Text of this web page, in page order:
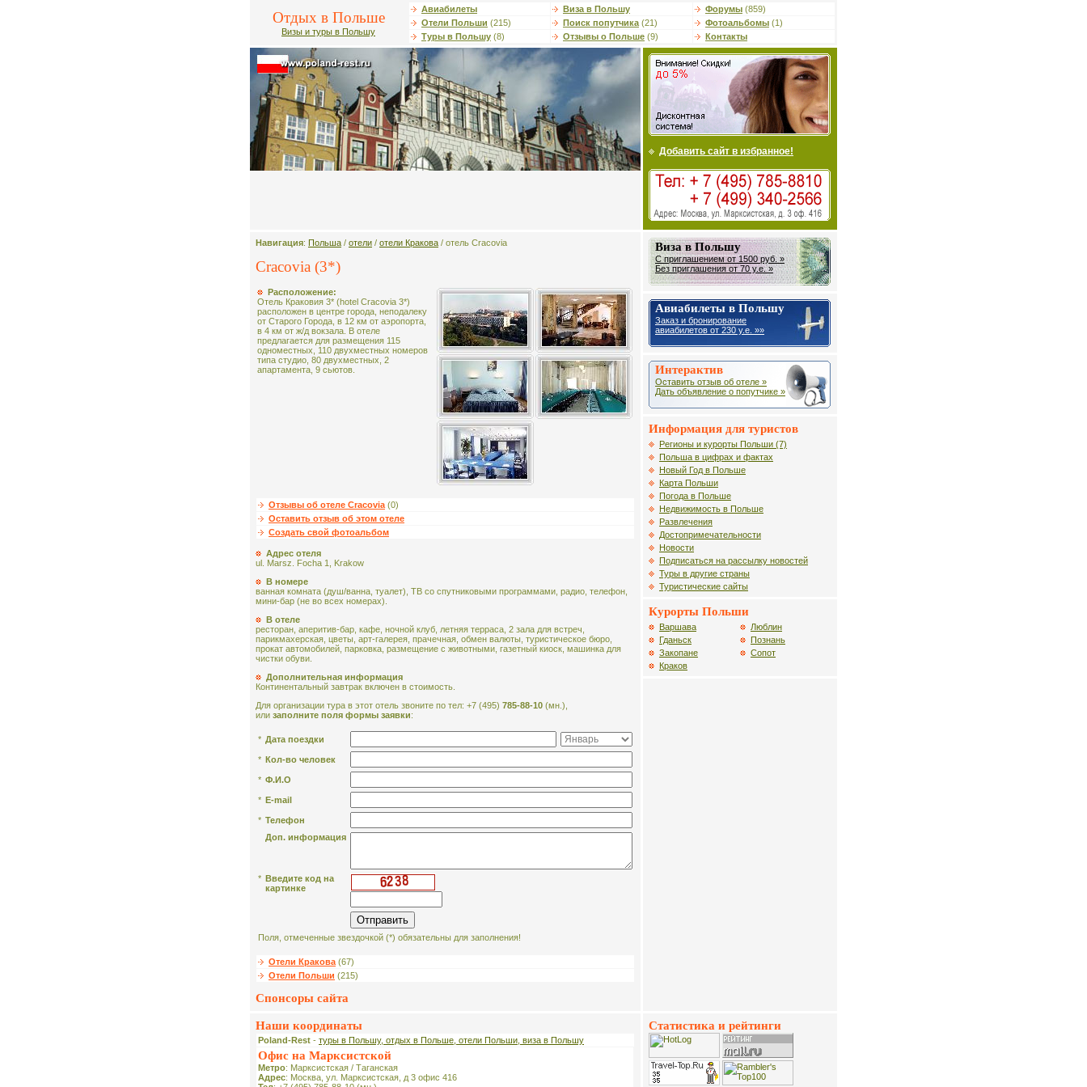
Отдых в Польше
Визы и туры в Польшу
Авиабилеты Виза в Польшу Форумы (859)
Отели Польши (215) Поиск попутчика (21) Фотоальбомы (1)
Туры в Польшу (8) Отзывы о Польше (9) Контакты
Добавить сайт в избранное!
Навигация: Польша / отели / отели Кракова / отель Cracovia
Cracovia (3*)
Расположение:
Отель Краковия 3* (hotel Cracovia 3*)
расположен в центре города, неподалеку
от Старого Города, в 12 км от аэропорта,
в 4 км от ж/д вокзала. В отеле
предлагается для размещения 115
одноместных, 110 двухместных номеров
типа студио, 80 двухместных, 2
апартамента, 9 сьютов.
Отзывы об отеле Cracovia(0)
Оставить отзыв об этом отеле
Создать свой фотоальбом
Адрес отеля
ul. Marsz. Focha 1, Krakow
В номере
ванная комната (душ/ванна, туалет), ТВ со спутниковыми программами, радио, телефон,
мини-бар (не во всех номерах).
В отеле
ресторан, аперитив-бар, кафе, ночной клуб, летняя терраса, 2 зала для встреч,
парикмахерская, цветы, арт-галерея, прачечная, обмен валюты, туристическое бюро,
прокат автомобилей, парковка, размещение с животными, газетный киоск, машинка для
чистки обуви.
Дополнительная информация
Континентальный завтрак включен в стоимость.
Для организации тура в этот отель звоните по тел: +7 (495) 785-88-10 (мн.),
или заполните поля формы заявки:
* Дата поездки
* Кол-во человек
* Ф.И.О
* E-mail
* Телефон
Доп. информация
* Введите код на
картинке
Поля, отмеченные звездочкой (*) обязательны для заполнения!
Отели Кракова(67)
Отели Польши (215)
Спонсоры сайта
Виза в Польшу
С приглашением от 1500 руб. »
Без приглашения от 70 у.е. »
Авиабилеты в Польшу
Заказ и бронирование
авиабилетов от 230 у.е. »»
Интерактив
Оставить отзыв об отеле »
Дать объявление о попутчике »
Информация для туристов
Регионы и курорты Польши (7)
Польша в цифрах и фактах
Новый Год в Польше
Карта Польши
Погода в Польше
Недвижимость в Польше
Развлечения
Достопримечательности
Новости
Подписаться на рассылку новостей
Туры в другие страны
Туристические сайты
Курорты Польши
Варшава
Гданьск
Закопане
Краков
Люблин
Познань
Сопот
Наши координаты
Poland-Rest - туры в Польшу, отдых в Польше, отели Польши, виза в Польшу
Офис на Марксистской
Метро: Марксистская / Таганская
Адрес: Москва, ул. Марксистская, д 3 офис 416
Статистика и рейтинги